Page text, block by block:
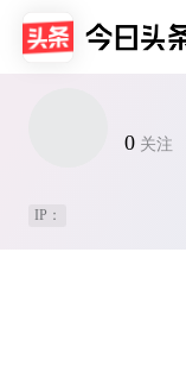
0 关注
IP：